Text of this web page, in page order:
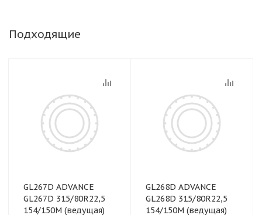
Подходящие
GL267D ADVANCE
GL267D 315/80R22,5
154/150M (ведущая)
GL268D ADVANCE
GL268D 315/80R22,5
154/150M (ведущая)